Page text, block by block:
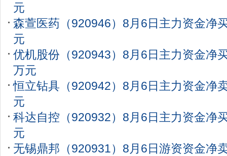
元
森萱医药（920946）8月6日主力资金净
元
优机股份（920943）8月6日主力资金净
万元
恒立钻具（920942）8月6日主力资金净
元
科达自控（920932）8月6日主力资金净
元
无锡鼎邦（920931）8月6日游资资金净